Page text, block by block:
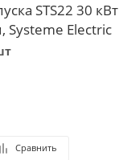
STS22 30 кВт
Systeme Electric
Сравнить